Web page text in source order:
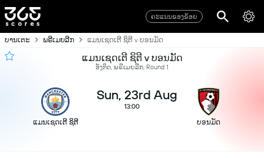
ຄະແນນຂອງຂ້ອຍ
ບານເຕະ ພຣີເມຍລີກ ແມນເຊດເຕີ ຊິຕີ v ບອນມັດ
ແມນເຊດເຕີ ຊິຕີ v ບອນມັດ
ອັງກິດ, ພຣີເມຍລີກ, Round 1
ແມນເຊດເຕີ ຊິຕີ
Sun, 23rd Aug
13:00
ບອນມັດ